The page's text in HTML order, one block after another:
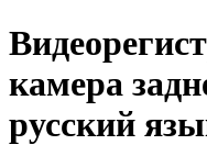
камера
русский